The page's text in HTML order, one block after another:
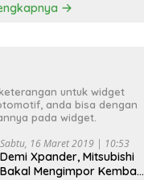
untuk widget
anda bisa dengan
pada widget.
Sabtu, 16 Maret 2019 | 10:53
Demi Xpander, Mitsubishi
Bakal Mengimpor Kembali